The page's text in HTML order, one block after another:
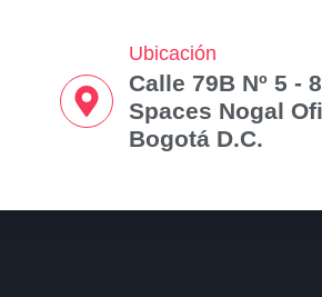
Ubicación
Calle 79B Nº 5 -
Spaces Nogal
Bogotá D.C.